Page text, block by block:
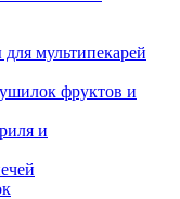
мультипекарей
фруктов и
и